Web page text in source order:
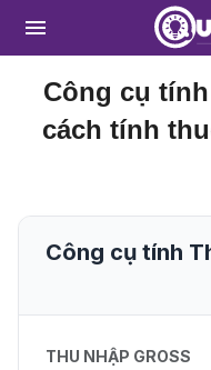
Công cụ
cách tính